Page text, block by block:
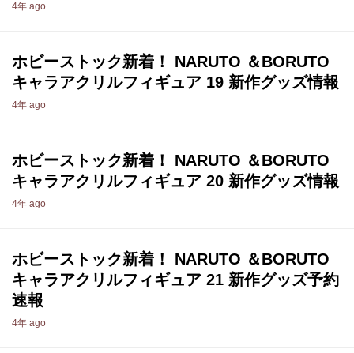
4年 ago
ホビーストック新着！ NARUTO ＆BORUTO
キャラアクリルフィギュア 19 新作グッズ情報
4年 ago
ホビーストック新着！ NARUTO ＆BORUTO
キャラアクリルフィギュア 20 新作グッズ情報
4年 ago
ホビーストック新着！ NARUTO ＆BORUTO
キャラアクリルフィギュア 21 新作グッズ予約
速報
4年 ago